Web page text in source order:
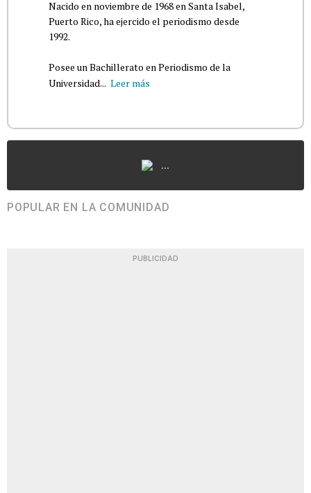
Nacido en noviembre de 1968 en Santa Isabel,
Puerto Rico, ha ejercido el periodismo desde
1992.
Posee un Bachillerato en Periodismo de la
Universidad... Leer más
...
POPULAR EN LA COMUNIDAD
PUBLICIDAD